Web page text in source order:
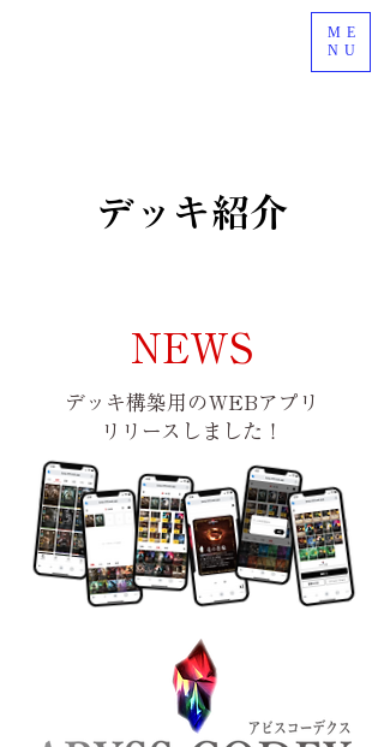
ME
NU
デッキ紹介
NEWS
デッキ構築用のWEBアプリ
​リリースしました！